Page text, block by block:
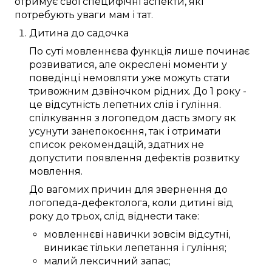
потребують уваги мам і тат.
Дитина до садочка
По суті мовленнєва функція лише починає
розвиватися, але окреслені моменти у
поведінці немовляти уже можуть стати
тривожним дзвіночком рідних. До 1 року -
це відсутністьлепетних слів і гуління.
спілкування злогопедом дасть змогу як
усунути занепокоєння, так і отримати
список рекомендацій, здатних не
допустити появлення дефектів розвитку
мовлення.
До вагомих причин для звернення до
логопеда-дефектолога, коли дитині від
року до трьох, слід віднести таке:
мовленнєві навички зовсім відсутні,
виникає тільки лепетання і гуління;
малий лексичний запас;